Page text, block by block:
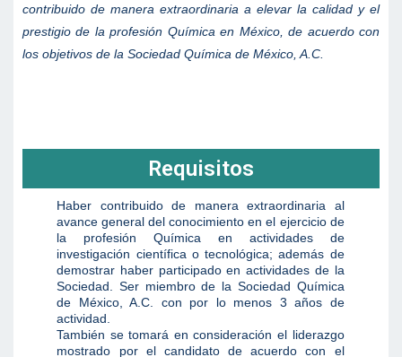
contribuido de manera extraordinaria a elevar la calidad y el
prestigio de la profesión Química en México, de acuerdo con
los objetivos de la Sociedad Química de México, A.C.
Requisitos
Haber contribuido de manera extraordinaria al
avance general del conocimiento en el ejercicio de
la profesión Química en actividades de
investigación científica o tecnológica; además de
demostrar haber participado en actividades de la
Sociedad. Ser miembro de la Sociedad Química
de México, A.C. con por lo menos 3 años de
actividad.
También se tomará en consideración el liderazgo
mostrado por el candidato de acuerdo con el